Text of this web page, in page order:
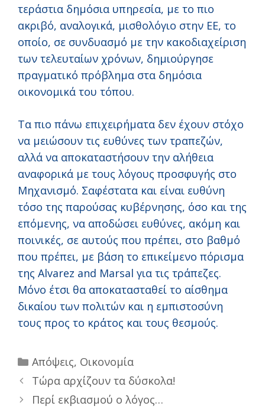
τεράστια δημόσια υπηρεσία, με το πιο
ακριβό, αναλογικά, μισθολόγιο στην ΕΕ, το
οποίο, σε συνδυασμό με την κακοδιαχείριση
των τελευταίων χρόνων, δημιούργησε
πραγματικό πρόβλημα στα δημόσια
οικονομικά του τόπου.
Τα πιο πάνω επιχειρήματα δεν έχουν στόχο
να μειώσουν τις ευθύνες των τραπεζών,
αλλά να αποκαταστήσουν την αλήθεια
αναφορικά με τους λόγους προσφυγής στο
Μηχανισμό. Σαφέστατα και είναι ευθύνη
τόσο της παρούσας κυβέρνησης, όσο και της
επόμενης, να αποδώσει ευθύνες, ακόμη και
ποινικές, σε αυτούς που πρέπει, στο βαθμό
που πρέπει, με βάση το επικείμενο πόρισμα
της Alvarez and Marsal για τις τράπεζες.
Μόνο έτσι θα αποκατασταθεί το αίσθημα
δικαίου των πολιτών και η εμπιστοσύνη
τους προς το κράτος και τους θεσμούς.
Categories
Απόψεις, Οικονομία
Τώρα αρχίζουν τα δύσκολα!
Περί εκβιασμού ο λόγος…